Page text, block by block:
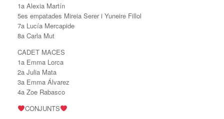
1a Alexia Martín
5es empatades Mireia Serer i Yuneire Fillol
7a Lucía Mercapide
8a Carla Mut
CADET MACES
1a Emma Lorca
2a Julia Mata
3a Emma Álvarez
4a Zoe Rabasco
CONJUNTS